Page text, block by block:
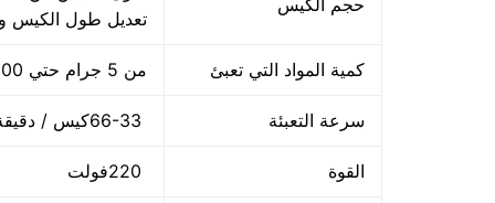
حجم الكيس
تعديل طول
كمية المواد التي تعبئ من 5 جرام حتي 100 جرام
سرعة التعبئة
القوة